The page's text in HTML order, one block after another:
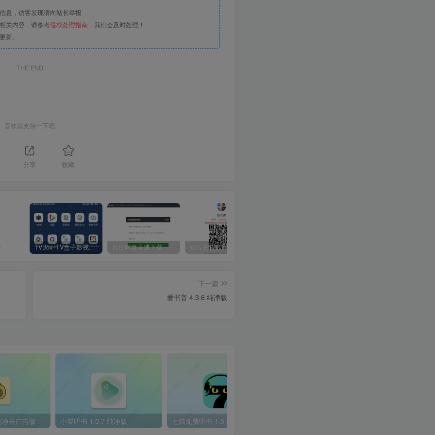
息，访客发现请向站长举报
关内容，请参考侵权处理指南 ，我们会及时处理！
新。
THE END
喜欢就支持一下吧
分享 收藏
TVBox–TV盒子影视神器【附视频源和下载地址】【附自带源软件】 百度网盘高速下载——解析站点汇总
下一篇
爱书音 4.3.6 纯净版
去广告版 小梨听书 1.0.7 纯净版 七猫免费听书 1.5 纯净版